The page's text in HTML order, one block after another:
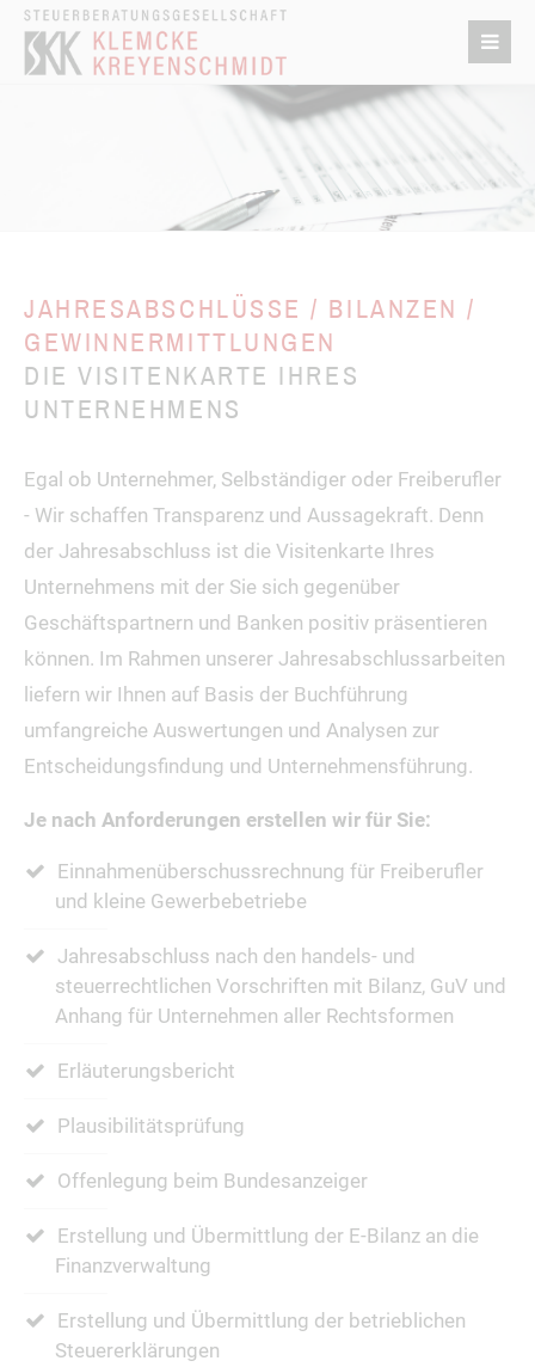
JAHRESABSCHLÜSSE / BILANZEN /
GEWINNERMITTLUNGEN
DIE VISITENKARTE IHRES
UNTERNEHMENS
Egal ob Unternehmer, Selbständiger oder Freiberufler
- Wir schaffen Transparenz und Aussagekraft. Denn
der Jahresabschluss ist die Visitenkarte Ihres
Unternehmens mit der Sie sich gegenüber
Geschäftspartnern und Banken positiv präsentieren
können. Im Rahmen unserer Jahresabschlussarbeiten
liefern wir Ihnen auf Basis der Buchführung
umfangreiche Auswertungen und Analysen zur
Entscheidungsfindung und Unternehmensführung.
Je nach Anforderungen erstellen wir für Sie:
Einnahmenüberschussrechnung für Freiberufler
und kleine Gewerbebetriebe
Jahresabschluss nach den handels- und
steuerrechtlichen Vorschriften mit Bilanz, GuV und
Anhang für Unternehmen aller Rechtsformen
Erläuterungsbericht
Plausibilitätsprüfung
Offenlegung beim Bundesanzeiger
Erstellung und Übermittlung der E-Bilanz an die
Finanzverwaltung
Erstellung und Übermittlung der betrieblichen
Steuererklärungen